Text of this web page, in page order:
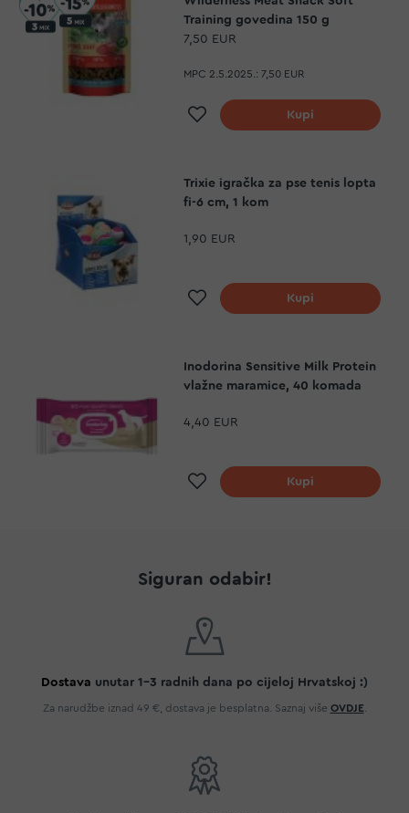
Training govedina 150 g
7,50 EUR
MPC 2.5.2025.: 7,50 EUR
Dodaj na listu želja
Kupi
Trixie igračka za pse tenis lopta
fi-6 cm, 1 kom
1,90 EUR
Dodaj na listu želja
Kupi
Inodorina Sensitive Milk Protein
vlažne maramice, 40 komada
4,40 EUR
Dodaj na listu želja
Kupi
Siguran odabir!
Dostava unutar 1-3 radnih dana po cijeloj Hrvatskoj :)
Za narudžbe iznad 49 €, dostava je besplatna. Saznaj više OVDJE